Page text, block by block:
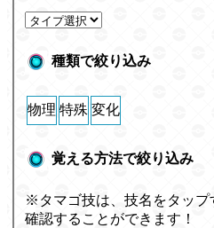
種類で絞り込み
物理 特殊 変化
覚える方法で絞り込み
※タマゴ技は、技名をタップ
確認することができます！